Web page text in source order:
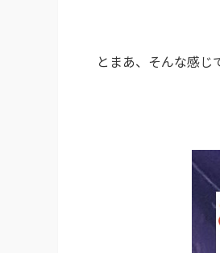
とまあ、そんな感